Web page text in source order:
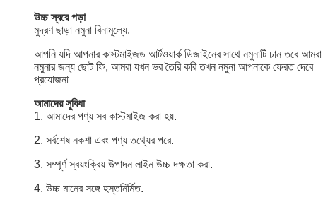
উচ্চ স্বরে পড়া
মুদ্রণ ছাড়া নমুনা বিনামূল্যে.
আপনি যদি আপনার কাস্টমাইজড আর্টওয়ার্ক ডিজাইনের সাথে নমুনাটি চান তবে আমরা
নমুনার জন্য ছোট ফি, আমরা যখন ভর তৈরি করি তখন নমুনা আপনাকে ফেরত দেবে
প্রযোজনা
আমাদের সুবিধা
1. আমাদের পণ্য সব কাস্টমাইজ করা হয়.
2. সর্বশেষ নকশা এবং পণ্য তথ্যের পরে.
3. সম্পূর্ণ স্বয়ংক্রিয় উত্পাদন লাইন উচ্চ দক্ষতা করা.
4. উচ্চ মানের সঙ্গে হস্তনির্মিত.